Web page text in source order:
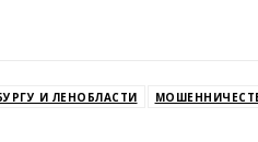
И ЛЕНОБЛАСТИ